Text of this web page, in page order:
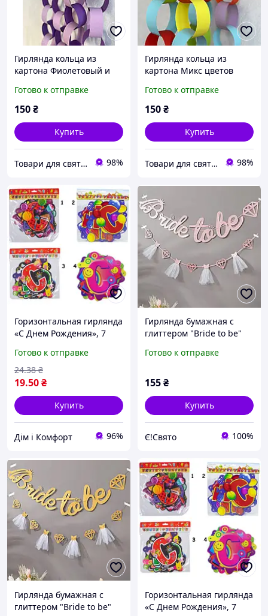
Гирлянда кольца из
картона Фиолетовый и
Готово к отправке
150₴
Купить
Товари для свята, декору та пакування - інтернет магазин Аладдін 98%
Гирлянда кольца из
картона Микс цветов
желтый, салатовый,
нежно-сиреневый), 1 м
Готово к отправке
150₴
Купить
Товари для свята, декору та пакування - інтернет магазин Аладдін 98%
Горизонтальная гирлянда
«С Днем Рождения», 7
продажу!
Готово к отправке
19.50₴
24.38 ₴
Купить
Дім і Комфорт 96%
Гирлянда бумажная с
глиттером "Bride to be"
Готово к отправке
155₴
Купить
Є!Свято 100%
Гирлянда бумажная с
глиттером "Bride to be"
Горизонтальная гирлянда
«С Днем Рождения», 7